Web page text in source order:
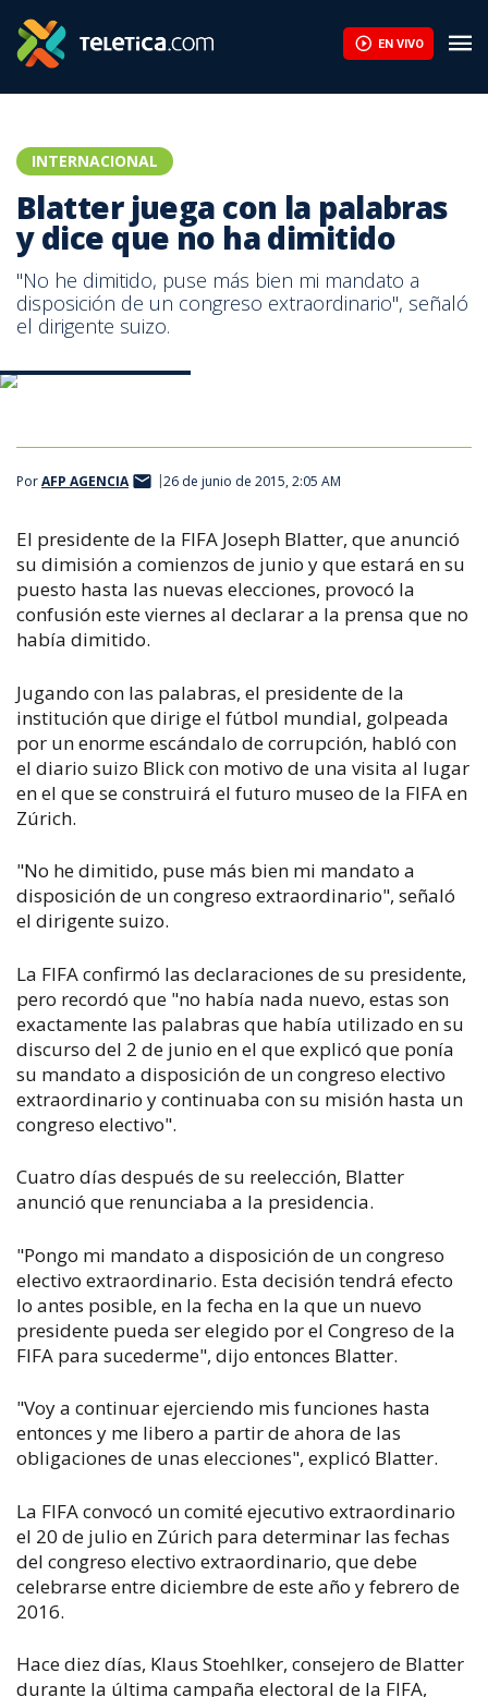
EN VIVO
INTERNACIONAL
Blatter juega con la palabras
y dice que no ha dimitido
"No he dimitido, puse más bien mi mandato a
disposición de un congreso extraordinario", señaló
el dirigente suizo.
PorAFP AGENCIA 26 de junio de 2015, 2:05 AM
El presidente de la FIFA Joseph Blatter, que anunció
su dimisión a comienzos de junio y que estará en su
puesto hasta las nuevas elecciones, provocó la
confusión este viernes al declarar a la prensa que no
había dimitido.
Jugando con las palabras, el presidente de la
institución que dirige el fútbol mundial, golpeada
por un enorme escándalo de corrupción, habló con
el diario suizo Blick con motivo de una visita al lugar
en el que se construirá el futuro museo de la FIFA en
Zúrich.
"No he dimitido, puse más bien mi mandato a
disposición de un congreso extraordinario", señaló
el dirigente suizo.
La FIFA confirmó las declaraciones de su presidente,
pero recordó que "no había nada nuevo, estas son
exactamente las palabras que había utilizado en su
discurso del 2 de junio en el que explicó que ponía
su mandato a disposición de un congreso electivo
extraordinario y continuaba con su misión hasta un
congreso electivo".
Cuatro días después de su reelección, Blatter
anunció que renunciaba a la presidencia.
"Pongo mi mandato a disposición de un congreso
electivo extraordinario. Esta decisión tendrá efecto
lo antes posible, en la fecha en la que un nuevo
presidente pueda ser elegido por el Congreso de la
FIFA para sucederme", dijo entonces Blatter.
"Voy a continuar ejerciendo mis funciones hasta
entonces y me libero a partir de ahora de las
obligaciones de unas elecciones", explicó Blatter.
La FIFA convocó un comité ejecutivo extraordinario
el 20 de julio en Zúrich para determinar las fechas
del congreso electivo extraordinario, que debe
celebrarse entre diciembre de este año y febrero de
2016.
Hace diez días, Klaus Stoehlker, consejero de Blatter
durante la última campaña electoral de la FIFA,